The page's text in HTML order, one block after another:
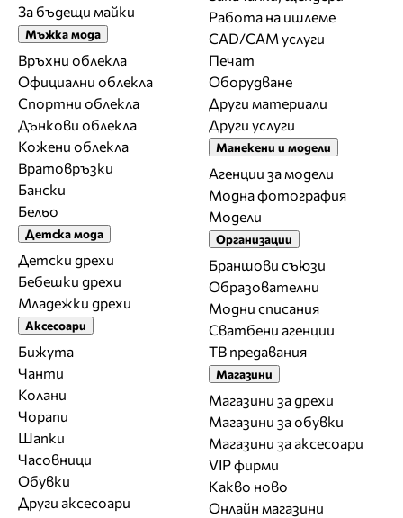
За бъдещи майки
Мъжка мода
Връхни облекла
Официални облекла
Спортни облекла
Дънкови облекла
Кожени облекла
Вратовръзки
Бански
Бельо
Детска мода
Детски дрехи
Бебешки дрехи
Младежки дрехи
Аксесоари
Бижута
Чанти
Колани
Чорапи
Шапки
Часовници
Обувки
Други аксесоари
Работа на ишлеме
CAD/CAM услуги
Печат
Оборудване
Други материали
Други услуги
Манекени и модели
Агенции за модели
Модна фотография
Модели
Организации
Браншови съюзи
Образователни
Модни списания
Сватбени агенции
ТВ предавания
Магазини
Магазини за дрехи
Магазини за обувки
Магазини за aксесоари
VIP фирми
Какво ново
Онлайн магазини